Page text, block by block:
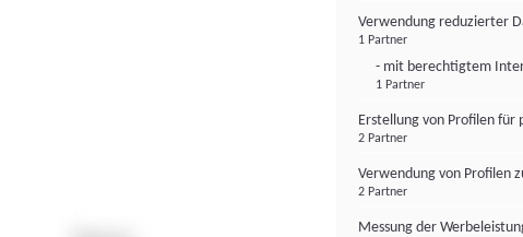
Verwendung reduzierter
1 Partner
- mit berechtigtem
1 Partner
Erstellung von Profilen für
2 Partner
Verwendung von Profilen
2 Partner
Messung der